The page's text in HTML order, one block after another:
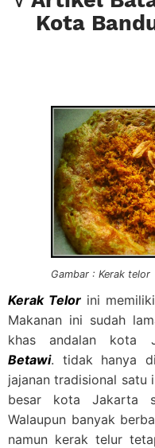
Kota
Gambar : Kerak telor
Kerak Telor ini
Makanan ini sudah
khas andalan kota
Betawi. tidak hanya
jajanan tradisional satu
besar kota Jakarta
Walaupun banyak
namun kerak telur